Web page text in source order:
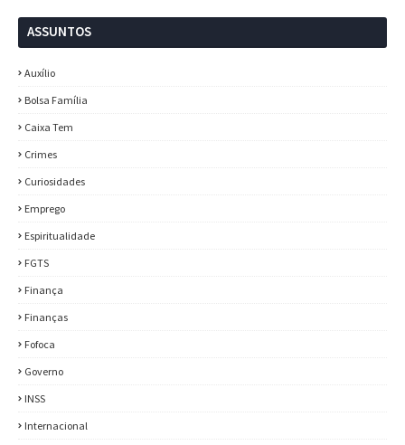
ASSUNTOS
Auxílio
Bolsa Família
Caixa Tem
Crimes
Curiosidades
Emprego
Espiritualidade
FGTS
Finança
Finanças
Fofoca
Governo
INSS
Internacional